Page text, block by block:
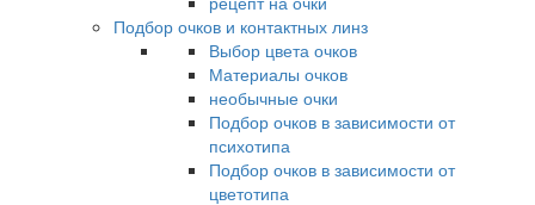
Подбор очков и контактных линз
Выбор цвета очков
Материалы очков
необычные очки
Подбор очков в зависимости от
психотипа
Подбор очков в зависимости от
цветотипа